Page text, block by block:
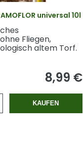
universal 10l
Fliegen,
altem Torf.
8,99 €
KAUFEN